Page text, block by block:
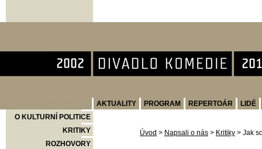
AKTUALITY PROGRAM REPERTOÁR
LIDÉ
O KULTURNÍ POLITICE
KRITIKY
ROZHOVORY
Úvod > Napsali o nás > Kritiky > Jak